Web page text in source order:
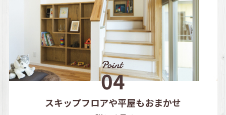
スキップフロアや平屋もおまかせ